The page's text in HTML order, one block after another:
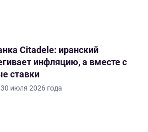
Citadele: иранский
инфляцию, а вместе с
ставки
июля 2026 года